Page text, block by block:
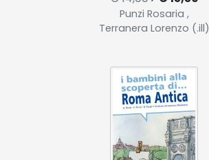
Punzi Rosaria ,
Terranera Lorenzo (.ill)